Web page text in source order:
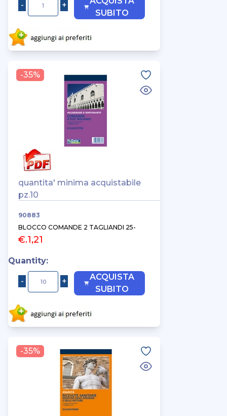
SUBITO
quantita' minima acquistabile
pz.10
90883
BLOCCO COMANDE 2 TAGLIANDI 25-
€.1,21
Quantity:
ACQUISTA
SUBITO
-35%
-35%